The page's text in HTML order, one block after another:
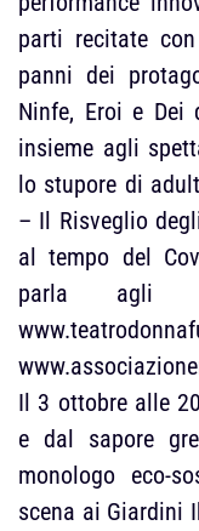
parti recitate
panni dei
Ninfe, Eroi e Dei
insieme agli
lo stupore di
– Il Risveglio
al tempo del
parla agli
Il 3 ottobre alle
e dal sapore
monologo eco-
scena ai Giardini